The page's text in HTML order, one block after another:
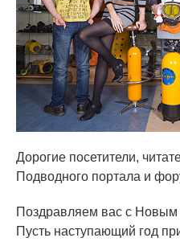
Дорогие посетители,
Подводного портала и
Поздравляем вас с Новым
Пусть наступающий год